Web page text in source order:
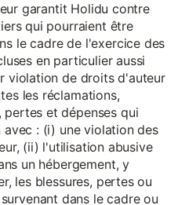
garantit Holidu contre
qui pourraient être
le cadre de l'exercice des
en particulier aussi
violation de droits d'auteur
les réclamations,
pertes et dépenses qui
: (i) une violation des
(ii) l'utilisation abusive
un hébergement, y
les blessures, pertes ou
dans le cadre ou